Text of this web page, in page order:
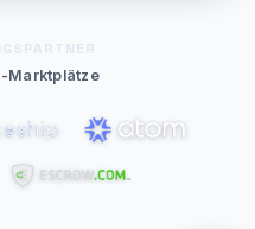
Marktplätze